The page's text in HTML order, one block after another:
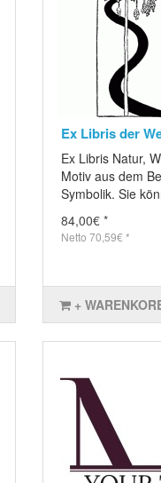
Ex Libris der
Ex Libris Natur,
Motiv aus dem
Symbolik. Sie
84,00€ *
Netto 70,59€ *
+